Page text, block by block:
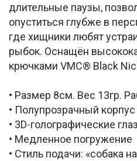
длительные паузы,
опуститься глубже в
где хищники любят
рыбок. Оснащён
крючками VMC® Black
• Размер 8см. Вес 13гр.
• Полупрозрачный корпус
• 3D-голографические
• Медленное погружение
• Стиль подачи: «собака